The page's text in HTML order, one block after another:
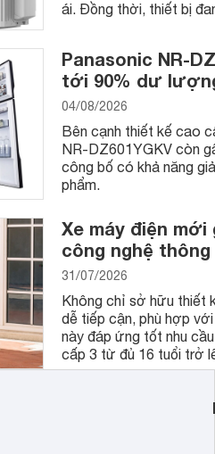
ái. Đồng thời, thiết bị
Panasonic NR-
tới 90% dư
04/08/2026
Bên cạnh thiết kế cao
NR-DZ601YGKV còn
công bố có khả năng
phẩm.
Xe máy điện
công nghệ thông
31/07/2026
Không chỉ sở hữu thiết
dễ tiếp cận, phù hợp
này đáp ứng tốt nhu
cấp 3 từ đủ 16 tuổi trở